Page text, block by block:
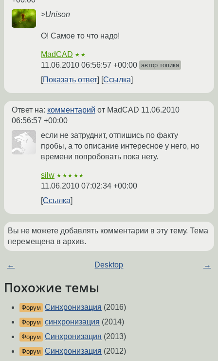
>Unison
О! Самое то что надо!
MadCAD ★★
11.06.2010 06:56:57 +00:00 автор топика
Показать ответ Ссылка
Ответ на: комментарий от MadCAD 11.06.2010
06:56:57 +00:00
если не затруднит, отпишись по факту
пробы, а то описание интересное у него, но
времени попробовать пока нету.
silw ★★★★★
11.06.2010 07:02:34 +00:00
Ссылка
Вы не можете добавлять комментарии в эту тему. Тема
перемещена в архив.
← Desktop →
Похожие темы
Форум Синхронизация (2016)
Форум синхронизация (2014)
Форум Синхронизация (2013)
Форум Синхронизация (2012)